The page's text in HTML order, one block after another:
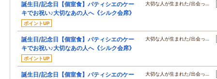
誕生日/記念日【個室食】パティシエのケー
キでお祝い♪大切なあの人へ《シルク会席》
ポイントUP
大切な人が生まれた/出会っ…
誕生日/記念日【個室食】パティシエのケー
キでお祝い♪大切なあの人へ《シルク会席》
ポイントUP
大切な人が生まれた/出会っ…
誕生日/記念日【個室食】パティシエのケー
大切な人が生まれた/出会っ…